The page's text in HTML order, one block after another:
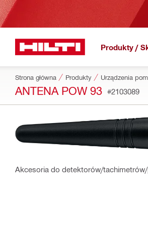
Produkty /
Strona główna Produkty
ANTENA POW 93 #2103089
Akcesoria do detektorów/